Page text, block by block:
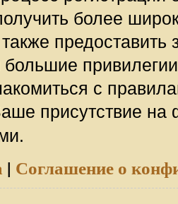
более
предоставить
большие
с
присутствие на
| Соглашение о